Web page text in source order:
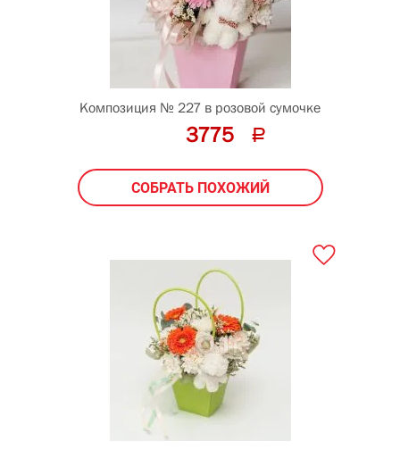
Композиция № 227 в розовой сумочке
3775
СОБРАТЬ ПОХОЖИЙ